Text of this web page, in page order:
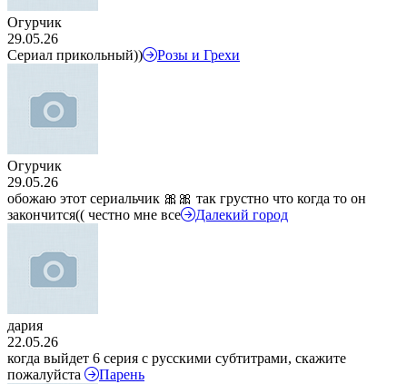
Огурчик
29.05.26
Сериал прикольный))
Розы и Грехи
Огурчик
29.05.26
обожаю этот сериальчик 🎀🎀 так грустно что когда то он
закончится(( честно мне все
Далекий город
дария
22.05.26
когда выйдет 6 серия с русскими субтитрами, скажите
пожалуйста
Парень